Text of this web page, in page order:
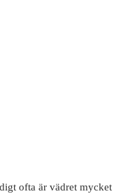
ofta är vädret